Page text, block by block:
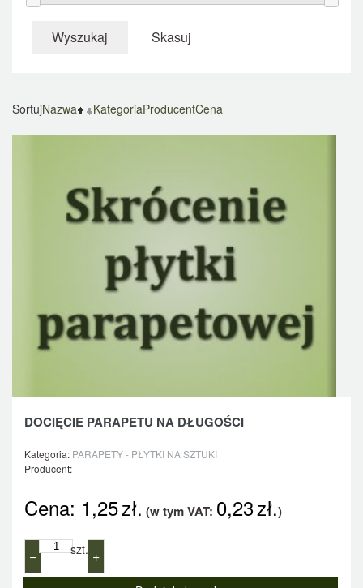
Wyszukaj Skasuj
SortujNazwa KategoriaProducentCena
DOCIĘCIE PARAPETU NA DŁUGOŚCI
Kategoria: PARAPETY - PŁYTKI NA SZTUKI
Producent:
Cena: 1,25zł. (w tym VAT: 0,23zł.)
− szt. +